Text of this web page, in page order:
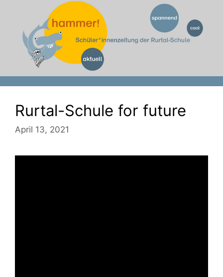
springen
Rurtal-Schule for future
April 13, 2021